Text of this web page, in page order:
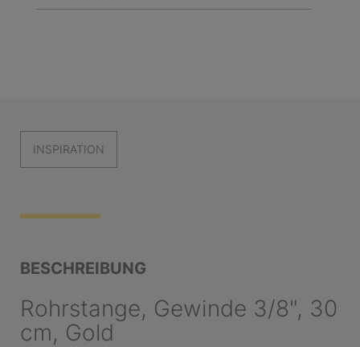
INSPIRATION
BESCHREIBUNG
Rohrstange, Gewinde 3/8", 30
cm, Gold